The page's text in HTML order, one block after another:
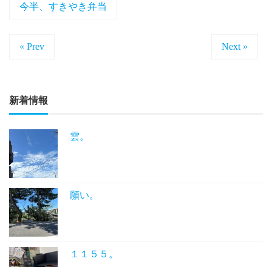
今半、すきやき弁当
« Prev Next »
新着情報
雲。
願い。
１１５５。